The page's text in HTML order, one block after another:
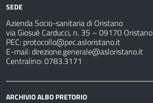
SEDE
Azienda Socio-sanitaria di Oristano
via Giosuè Carducci, n. 35 – 09170 Oristano
PEC: protocollo@pec.asloristano.it
E-mail:direzione.generale@asloristano.it
Centralino: 0783.3171
ARCHIVIO ALBO PRETORIO